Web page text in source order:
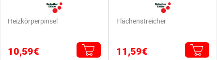
Heizkörperpinsel
10,59€
Flächenstreicher
11,59€